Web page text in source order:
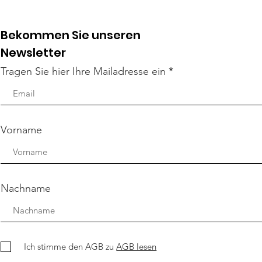
Bekommen Sie unseren
Newsletter
Tragen Sie hier Ihre Mailadresse ein
Vorname
Nachname
Ich stimme den AGB zu AGB lesen